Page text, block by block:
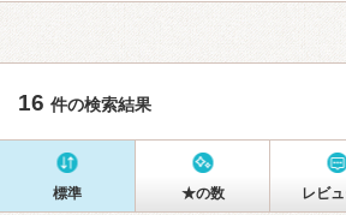
16 件の検索結果
標準 ★の数 レビ